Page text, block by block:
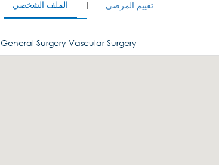
الملف الشخصي تقييم المرضى
General Surgery Vascular Surgery